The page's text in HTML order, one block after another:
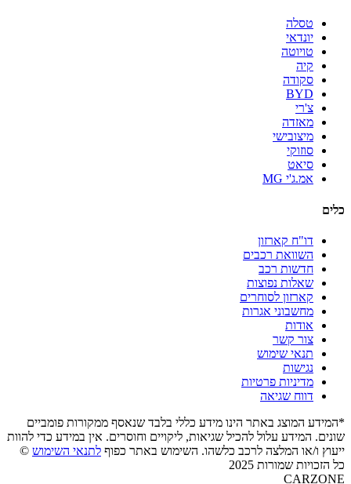
טסלה
יונדאי
טויוטה
קיה
סקודה
BYD
צ'רי
מאזדה
מיצובישי
סוזוקי
סיאט
אמ.ג'י MG
כלים
דו"ח קארזון
השוואת רכבים
חדשות רכב
שאלות נפוצות
קארזון לסוחרים
מחשבוני אגרות
אודות
צור קשר
תנאי שימוש
נגישות
מדיניות פרטיות
דווח שגיאה
*המידע המוצג באתר הינו מידע כללי בלבד שנאסף ממקורות פומביים
שונים. המידע עלול להכיל שגיאות, ליקויים וחוסרים. אין במידע כדי להוות
ייעוץ ו/או המלצה לרכב כלשהו. השימוש באתר כפוף לתנאי השימוש ©
כל הזכויות שמורות 2025
CARZONE